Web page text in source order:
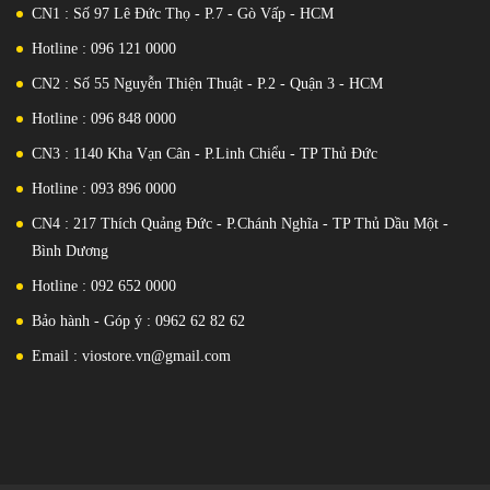
CN1 : Số 97 Lê Đức Thọ - P.7 - Gò Vấp - HCM
Hotline : 096 121 0000
CN2 : Số 55 Nguyễn Thiện Thuật - P.2 - Quận 3 - HCM
Hotline : 096 848 0000
CN3 : 1140 Kha Vạn Cân - P.Linh Chiểu - TP Thủ Đức
Hotline : 093 896 0000
CN4 : 217 Thích Quảng Đức - P.Chánh Nghĩa - TP Thủ Dầu Một -
Bình Dương
Hotline : 092 652 0000
Bảo hành - Góp ý : 0962 62 82 62
Email : viostore.vn@gmail.com